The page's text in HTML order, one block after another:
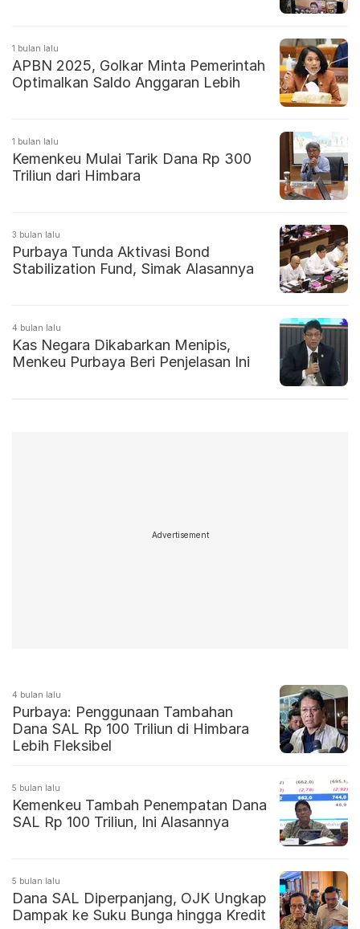
1 bulan lalu
APBN 2025, Golkar Minta Pemerintah
Optimalkan Saldo Anggaran Lebih
1 bulan lalu
Kemenkeu Mulai Tarik Dana Rp 300
Triliun dari Himbara
3 bulan lalu
Purbaya Tunda Aktivasi Bond
Stabilization Fund, Simak Alasannya
4 bulan lalu
Kas Negara Dikabarkan Menipis,
Menkeu Purbaya Beri Penjelasan Ini
Advertisement
4 bulan lalu
Purbaya: Penggunaan Tambahan
Dana SAL Rp 100 Triliun di Himbara
Lebih Fleksibel
5 bulan lalu
Kemenkeu Tambah Penempatan Dana
SAL Rp 100 Triliun, Ini Alasannya
5 bulan lalu
Dana SAL Diperpanjang, OJK Ungkap
Dampak ke Suku Bunga hingga Kredit